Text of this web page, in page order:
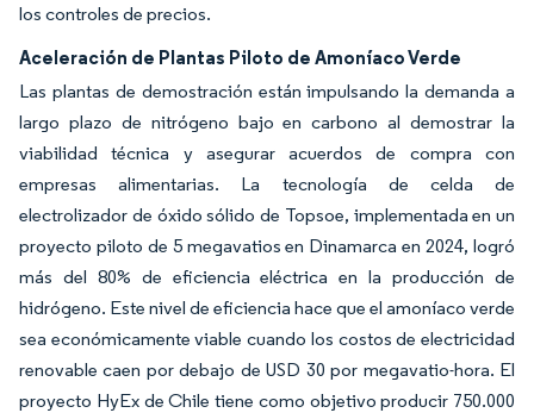
los controles de precios.
Aceleración de Plantas Piloto de Amoníaco Verde
Las plantas de demostración están impulsando la demanda a
largo plazo de nitrógeno bajo en carbono al demostrar la
viabilidad técnica y asegurar acuerdos de compra con
empresas alimentarias. La tecnología de celda de
electrolizador de óxido sólido de Topsoe, implementada en un
proyecto piloto de 5 megavatios en Dinamarca en 2024, logró
más del 80% de eficiencia eléctrica en la producción de
hidrógeno. Este nivel de eficiencia hace que el amoníaco verde
sea económicamente viable cuando los costos de electricidad
renovable caen por debajo de USD 30 por megavatio-hora. El
proyecto HyEx de Chile tiene como objetivo producir 750.000